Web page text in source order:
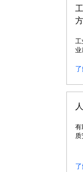
工
业
有
质